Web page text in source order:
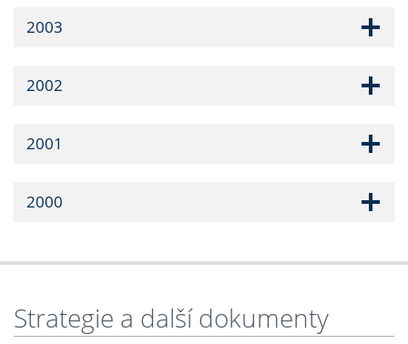
2003
2002
2001
2000
Strategie a další dokumenty